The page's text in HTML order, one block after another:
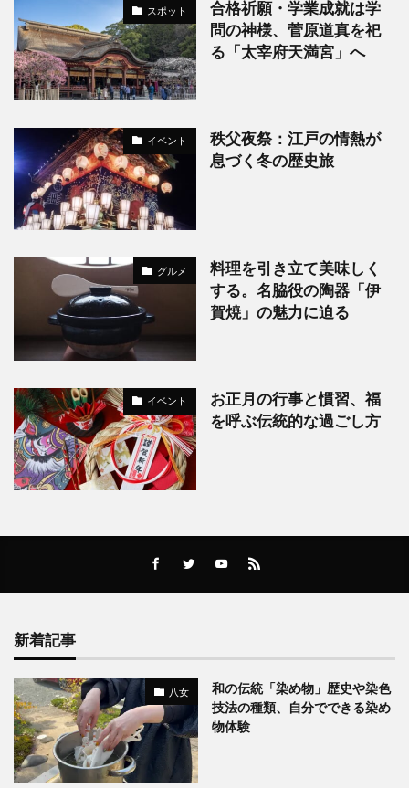
スポット
合格祈願・学業成就は学
問の神様、菅原道真を祀
る「太宰府天満宮」へ
イベント
秩父夜祭：江戸の情熱が
息づく冬の歴史旅
グルメ
料理を引き立て美味しく
する。名脇役の陶器「伊
賀焼」の魅力に迫る
イベント
お正月の行事と慣習、福
を呼ぶ伝統的な過ごし方
新着記事
八女
和の伝統「染め物」歴史や染色
技法の種類、自分でできる染め
物体験